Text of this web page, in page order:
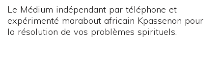
Le Médium indépendant par téléphone et
expérimenté marabout africain Kpassenon pour
la résolution de vos problèmes spirituels.